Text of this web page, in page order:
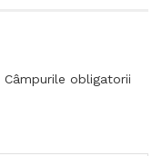
Câmpurile obligatorii